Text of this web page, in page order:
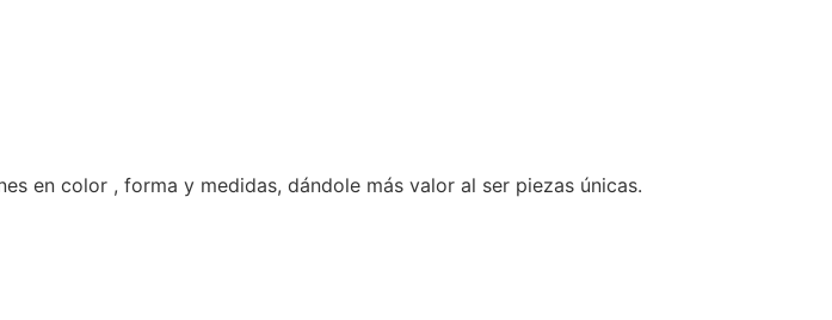
en color , forma y medidas, dándole más valor al ser piezas únicas.